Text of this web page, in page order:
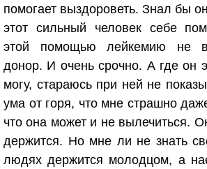
помогает выздороветь. Знал бы
этот сильный человек себе
этой помощью лейкемию не
донор. И очень срочно. А где он
могу, стараюсь при ней не
ума от горя, что мне страшно
что она может и не вылечиться.
держится. Но мне ли не знать
людях держится молодцом, а